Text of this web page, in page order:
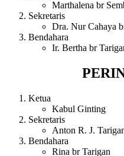
Marthalena br
Sekretaris
Dra. Nur Cahaya
Bendahara
Ir. Bertha br
Ketua
Kabul Ginting
Sekretaris
Anton R. J.
Bendahara
Rina br Tarigan